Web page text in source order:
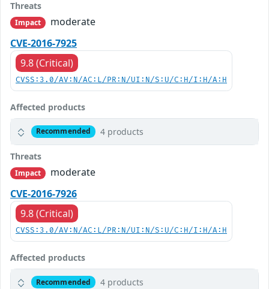
Threats
Impact
moderate
CVE-2016-7925
9.8 (Critical)
CVSS:3.0/AV:N/AC:L/PR:N/UI:N/S:U/C:H/I:H/A:H
Affected products
Recommended 4 products
Threats
Impact
moderate
CVE-2016-7926
9.8 (Critical)
CVSS:3.0/AV:N/AC:L/PR:N/UI:N/S:U/C:H/I:H/A:H
Affected products
Recommended 4 products